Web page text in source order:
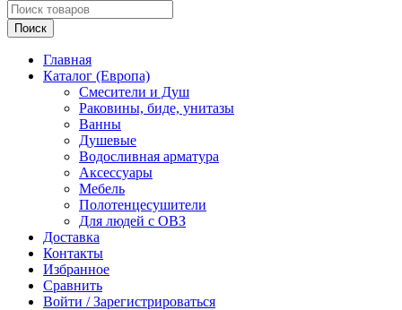
подвесной,
форма-
Sabbia
Поиск
Главная
Каталог (Европа)
Смесители и Душ
Раковины, биде, унитазы
Ванны
Душевые
Водосливная арматура
Аксессуары
Мебель
Полотенцесушители
Для людей с ОВЗ
Доставка
Контакты
Избранное
Сравнить
Войти / Зарегистрироваться